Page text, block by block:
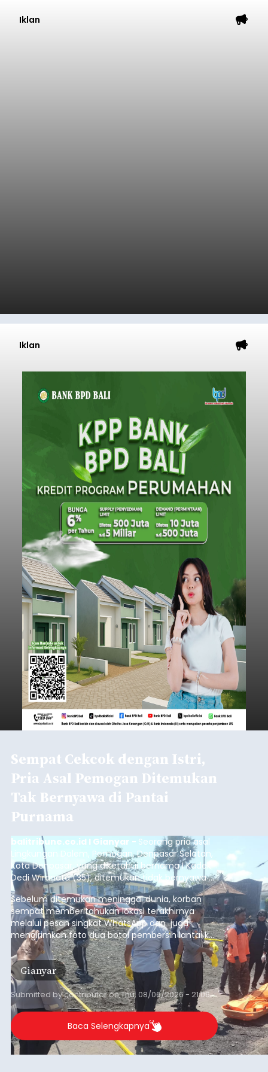
Iklan
Iklan
Sempat Cekcok dengan Istri,
Pria Asal Pemogan Ditemukan
Tak Bernyawa di Pantai
Purnama
balitribune.co.id I Gianyar - Seorang pria asal
Lingkungan Dalem, Pemogan, Denpasar Selatan,
Kota Denpasar, yang diketahui bernama I Kadek
Dedi Wiranata (35), ditemukan tidak bernyawa di
pesisir Pantai Purnama, Sukawati.
Sebelum ditemukan meninggal dunia, korban
sempat memberitahukan lokasi terakhirnya
melalui pesan singkat WhatsApp dan juga
mengirimkan foto dua botol pembersih lantai ke
istrinya.
Gianyar
Submitted bycontributoronThu, 08/06/2026 - 21:06
Baca Selengkapnya